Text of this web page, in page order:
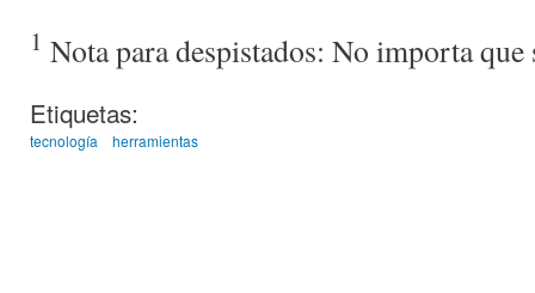
1 Nota para despistados: No importa que
Etiquetas:
tecnología herramientas